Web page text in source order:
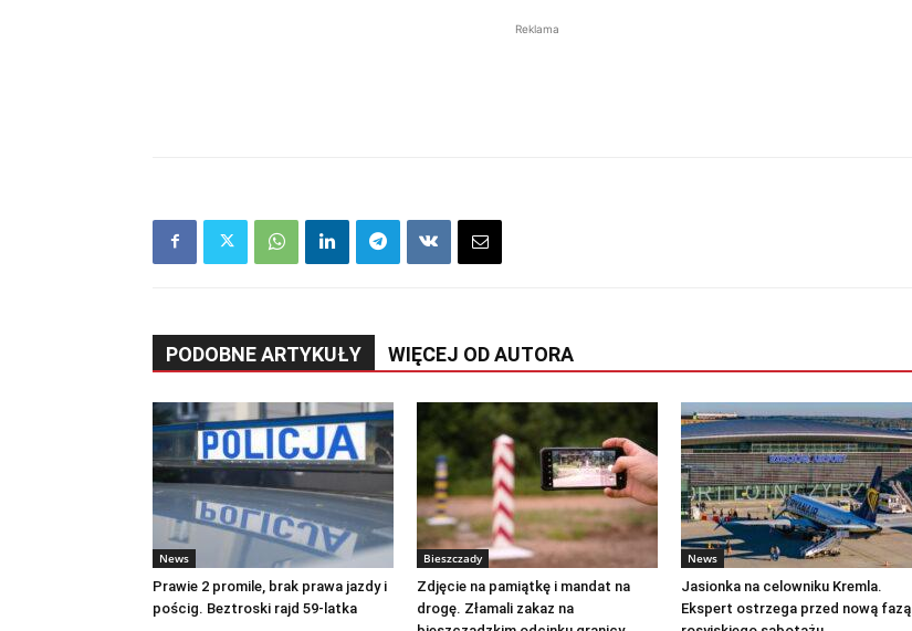
Reklama
PODOBNE ARTYKUŁY WIĘCEJ OD AUTORA
News
Prawie 2 promile, brak prawa jazdy i
pościg. Beztroski rajd 59-latka
Bieszczady
Zdjęcie na pamiątkę i mandat na
drogę. Złamali zakaz na
News
Jasionka na celowniku Kremla.
Ekspert ostrzega przed nową fazą